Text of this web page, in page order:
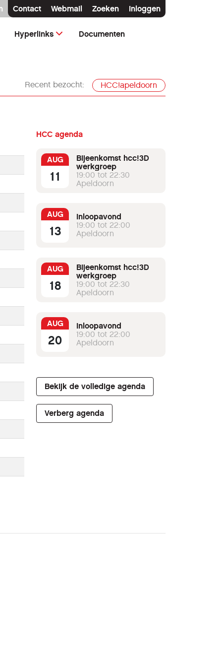
Contact Webmail Zoeken Inloggen
Hyperlinks Documenten
Recent bezocht: HCC!apeldoorn
HCC agenda
AUG
11
Bijeenkomst hcc!3D
werkgroep
19:00 tot 22:30
Apeldoorn
AUG
13
Inloopavond
19:00 tot 22:00
Apeldoorn
AUG
18
Bijeenkomst hcc!3D
werkgroep
19:00 tot 22:30
Apeldoorn
AUG
20
Inloopavond
19:00 tot 22:00
Apeldoorn
Bekijk de volledige agenda
Verberg agenda